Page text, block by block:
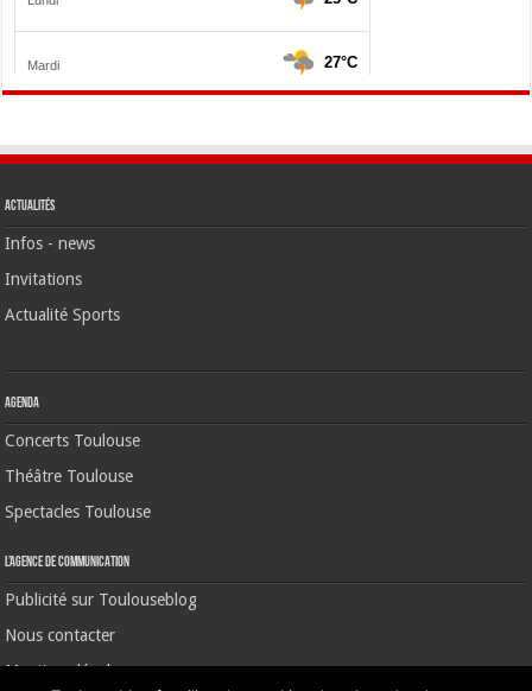
Actualités
Infos - news
Invitations
Actualité Sports
Agenda
Concerts Toulouse
Théâtre Toulouse
Spectacles Toulouse
L’agence de communication
Publicité sur Toulouseblog
Nous contacter
Mentions légales